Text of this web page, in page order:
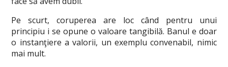
Pe scurt, coruperea are loc când pentru unui
principiu i se opune o valoare tangibilă. Banul e doar
o instanţiere a valorii, un exemplu convenabil, nimic
mai mult.